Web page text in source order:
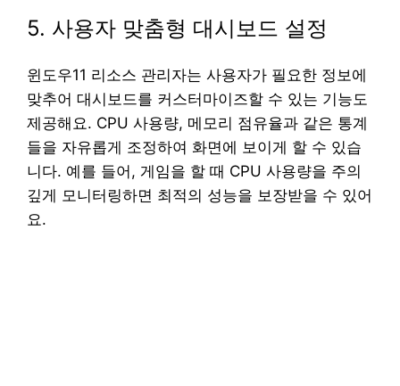
5. 사용자 맞춤형 대시보드 설정
윈도우11 리소스 관리자는 사용자가 필요한 정보에
맞추어 대시보드를 커스터마이즈할 수 있는 기능도
제공해요. CPU 사용량, 메모리 점유율과 같은 통계
들을 자유롭게 조정하여 화면에 보이게 할 수 있습
니다. 예를 들어, 게임을 할 때 CPU 사용량을 주의
깊게 모니터링하면 최적의 성능을 보장받을 수 있어
요.